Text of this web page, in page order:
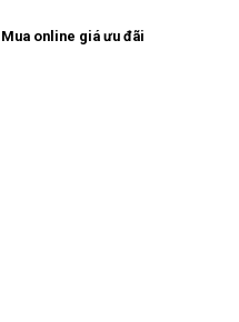
Mua online giá ưu đãi